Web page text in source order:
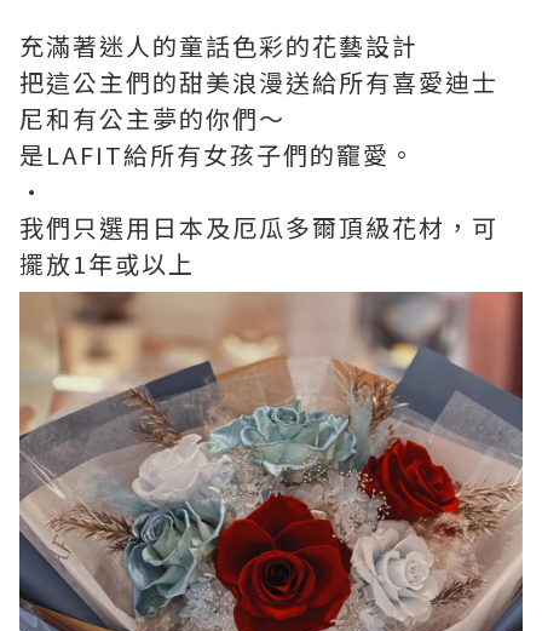
充滿著迷人的童話色彩的花藝設計
把這公主們的甜美浪漫送給所有喜愛迪士
尼和有公主夢的你們～
是LAFIT給所有女孩子們的竉愛。
·
我們只選用日本及厄瓜多爾頂級花材，可
擺放1年或以上